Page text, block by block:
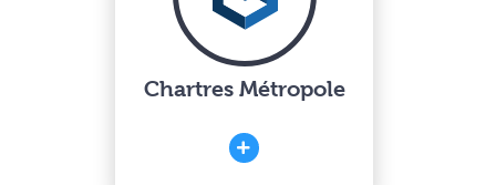
Chartres Métropole